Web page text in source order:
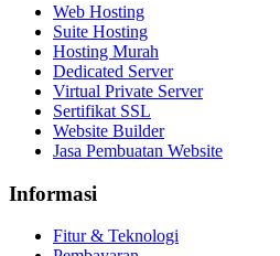
Web Hosting
Suite Hosting
Hosting Murah
Dedicated Server
Virtual Private Server
Sertifikat SSL
Website Builder
Jasa Pembuatan Website
Informasi
Fitur & Teknologi